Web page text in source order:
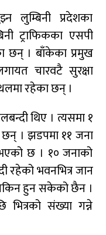
लुम्बिनी प्रदेशका
ट्राफिकका एसपी
छन् । बाँकेका प्रमुख
चारवटै सुरक्षा
रहेका छन् ।
थिए । त्यसमा १
। झडपमा ११ जना
छ । १० जनाको
रहेको भवनभित्र जान
हुन सकेको छैन ।
भित्रको संख्या गन्ने